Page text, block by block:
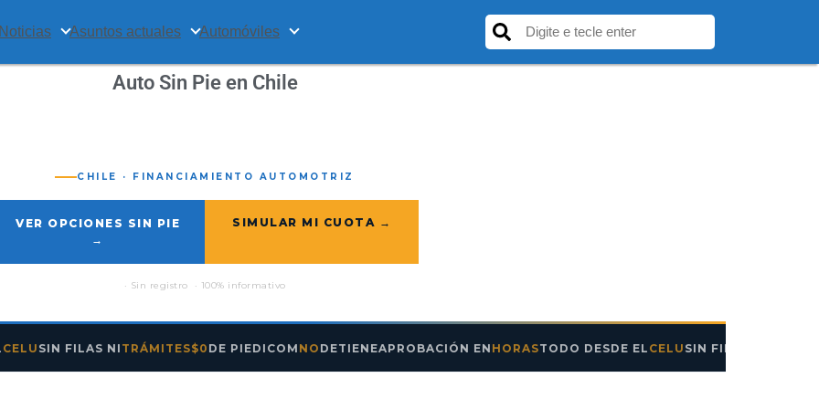
Asuntos actuales Automóviles
Auto Sin Pie en Chile
CHILE · FINANCIAMIENTO AUTOMOTRIZ
VER OPCIONES SIN PIE
→
SIMULAR MI CUOTA →
· Sin registro · 100% informativo
SIN FILAS NI TRÁMITES $0DE PIEDICOMNODETIENEAPROBACIÓN ENHORASTODO DESDE EL CELUSIN FILAS NI